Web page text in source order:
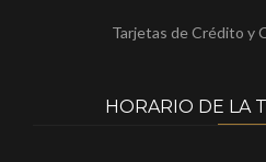
Tarjetas de Crédito y
HORARIO DE LA